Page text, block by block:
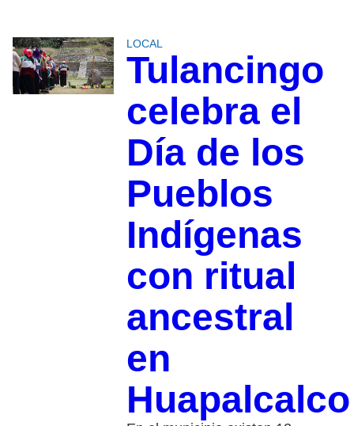
LOCAL
Tulancingo
celebra el
Día de los
Pueblos
Indígenas
con ritual
ancestral
en
Huapalcalco